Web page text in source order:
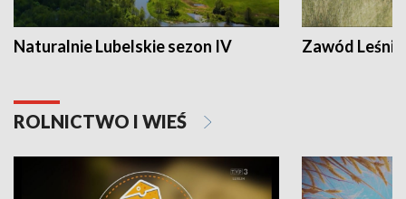
Naturalnie Lubelskie sezon IV Zawód Leśnik
ROLNICTWO I WIEŚ